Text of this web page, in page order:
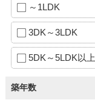
～1LDK
3DK～3LDK
5DK～5LDK以上
築年数